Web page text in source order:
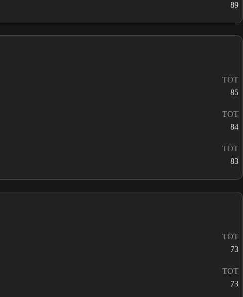
89
TOT
85
TOT
84
TOT
83
TOT
73
TOT
73